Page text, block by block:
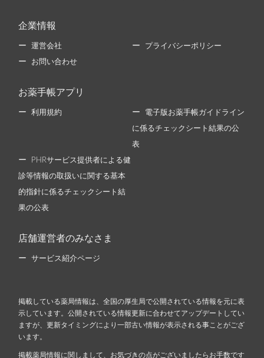
企業情報
運営会社 プライバシーポリシー
お問い合わせ
お薬手帳アプリ
利用規約 電子版お薬手帳ガイドライン
に係るチェックシート結果の公
表
PHRサービス提供者による健
診等情報の取扱いに関する基本
的指針に係るチェックシート結
果の公表
店舗運営者のみなさま
サービス紹介ページ
掲載している薬局情報は、全国の厚生局で公開されている情報を元に表
示しています。公開されている情報更新に合わせてアップデートしてい
ますが、更新タイミングにより一部古い情報が表示される事ことがござ
います。
掲載薬局情報に関しまして、お気づきの点がございましたらお手数です